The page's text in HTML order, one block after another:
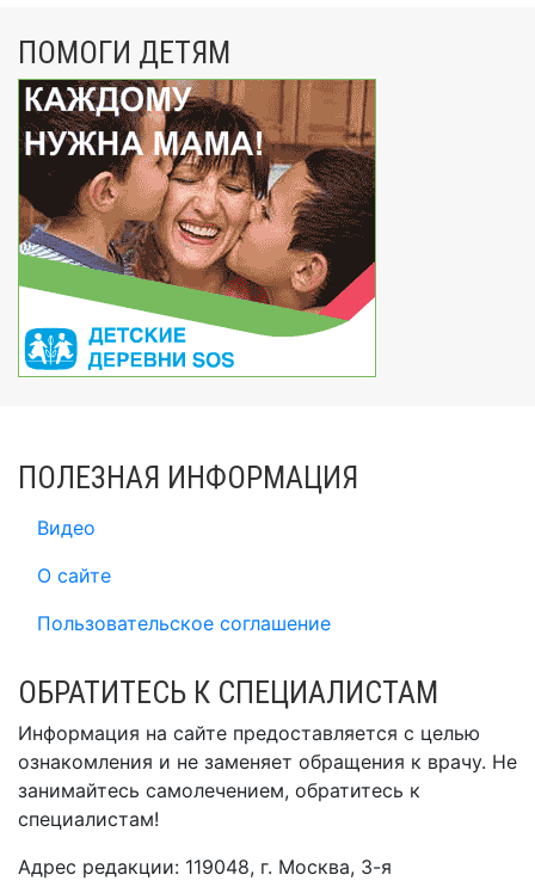
ПОМОГИ ДЕТЯМ
ПОЛЕЗНАЯ ИНФОРМАЦИЯ
Видео
О сайте
Пользовательское соглашение
ОБРАТИТЕСЬ К СПЕЦИАЛИСТАМ
Информация на сайте предоставляется с целью
ознакомления и не заменяет обращения к врачу. Не
занимайтесь самолечением, обратитесь к
специалистам!
Адрес редакции: 119048, г. Москва, 3-я